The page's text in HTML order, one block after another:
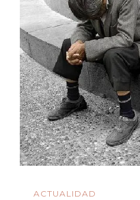
ACTUALIDAD